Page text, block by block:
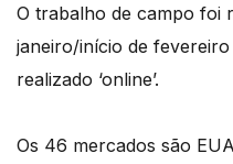
O trabalho de campo foi
janeiro/início de
realizado ‘online’.
Os 46 mercados são